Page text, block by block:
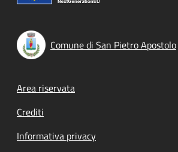
Comune di San Pietro Apostolo
Footer menu
Area riservata
Crediti
Informativa privacy